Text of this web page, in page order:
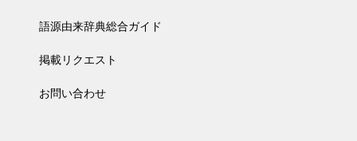
語源由来辞典総合ガイド
掲載リクエスト
お問い合わせ